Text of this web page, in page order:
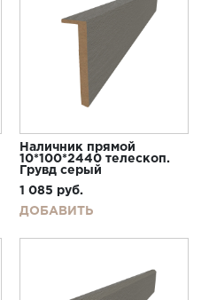
Наличник прямой
10*100*2440 телескоп.
Грувд серый
1 085 руб.
ДОБАВИТЬ